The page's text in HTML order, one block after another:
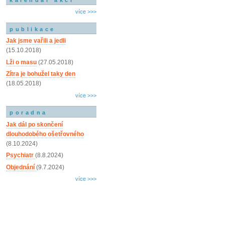
více >>>
publikace
Jak jsme vařili a jedli
(15.10.2018)
Lži o masu (27.05.2018)
Zítra je bohužel taky den
(18.05.2018)
více >>>
poradna
Jak dál po skončení
dlouhodobého ošetřovného
(8.10.2024)
Psychiatr (8.8.2024)
Objednání (9.7.2024)
více >>>